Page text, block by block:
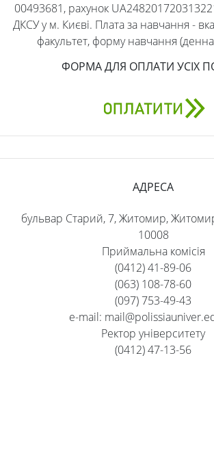
00493681, рахунок
ДКСУ у м. Києві. Плата за навчання -
факультет, форму навчання
ФОРМА ДЛЯ ОПЛАТИ УСІХ
АДРЕСА
бульвар Старий, 7, Житомир,
10008
Приймальна комісія
(0412) 41-89-06
(063) 108-78-60
(097) 753-49-43
e-mail:
Ректор університету
(0412) 47-13-56